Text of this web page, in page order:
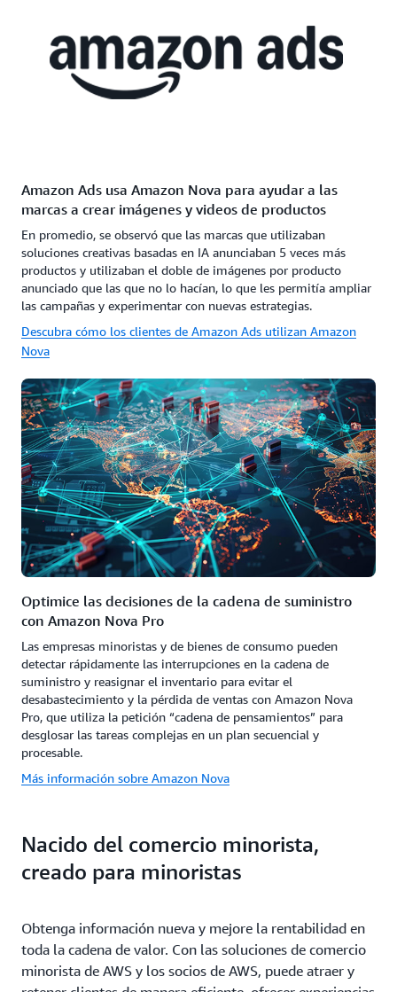
Amazon Ads usa Amazon Nova para ayudar a las
marcas a crear imágenes y videos de productos
En promedio, se observó que las marcas que utilizaban
soluciones creativas basadas en IA anunciaban 5 veces más
productos y utilizaban el doble de imágenes por producto
anunciado que las que no lo hacían, lo que les permitía ampliar
las campañas y experimentar con nuevas estrategias.
Descubra cómo los clientes de Amazon Ads utilizan Amazon
Nova
Optimice las decisiones de la cadena de suministro
con Amazon Nova Pro
Las empresas minoristas y de bienes de consumo pueden
detectar rápidamente las interrupciones en la cadena de
suministro y reasignar el inventario para evitar el
desabastecimiento y la pérdida de ventas con Amazon Nova
Pro, que utiliza la petición “cadena de pensamientos” para
desglosar las tareas complejas en un plan secuencial y
procesable.
Más información sobre Amazon Nova
Nacido del comercio minorista,
creado para minoristas
Obtenga información nueva y mejore la rentabilidad en
toda la cadena de valor. Con las soluciones de comercio
minorista de AWS y los socios de AWS, puede atraer y